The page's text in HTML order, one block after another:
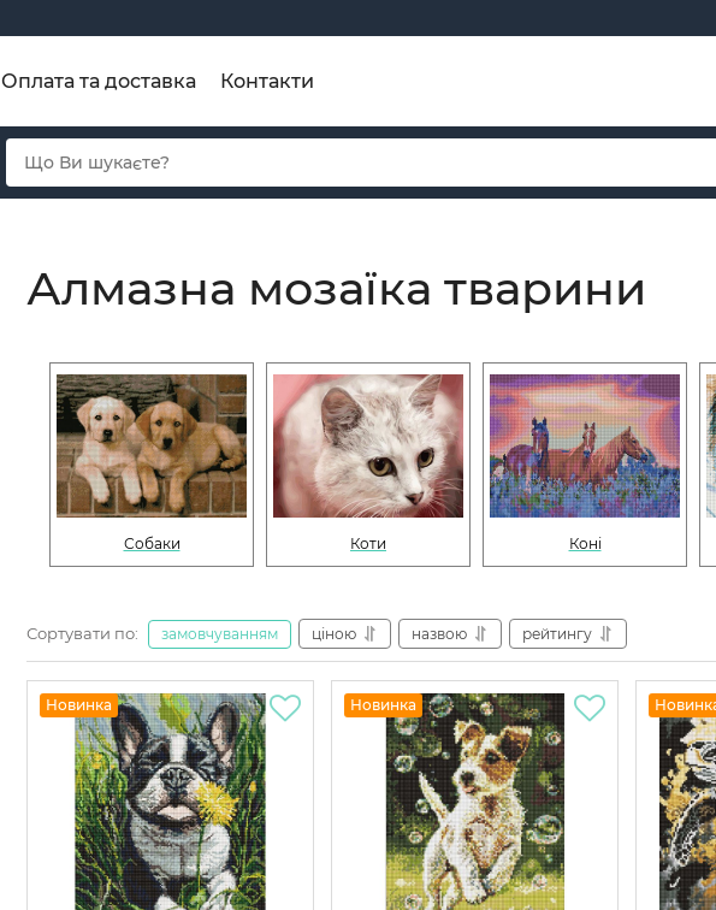
Оплата та доставка Контакти
Алмазна мозаїка тварини
Собаки Коти Коні
Сортувати по: замовчуванням ціною назвою рейтингу
Новинка Новинка